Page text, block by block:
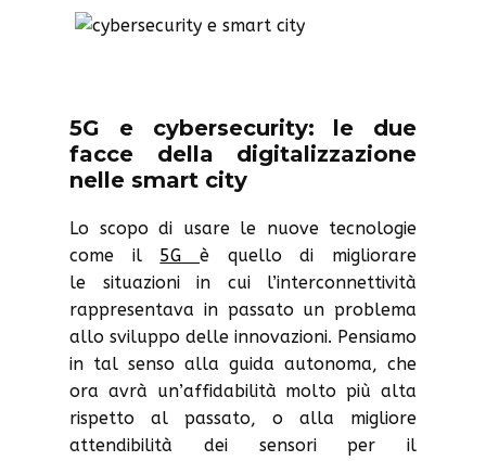
5G e cybersecurity: le due
facce della digitalizzazione
nelle smart city
Lo scopo di usare le nuove tecnologie
come il 5Gè quello di migliorare
le situazioni in cui l’interconnettività
rappresentava in passato un problema
allo sviluppo delle innovazioni. Pensiamo
in tal senso alla guida autonoma, che
ora avrà un’affidabilità molto più alta
rispetto al passato, o alla migliore
attendibilità dei sensori per il